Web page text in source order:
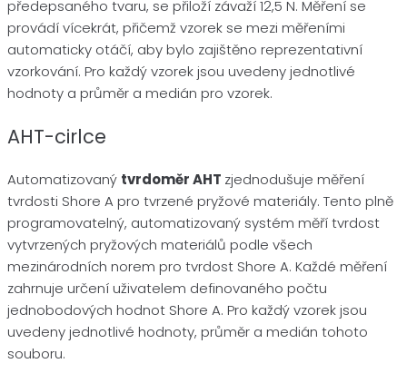
předepsaného tvaru, se přiloží závaží 12,5 N. Měření se
provádí vícekrát, přičemž vzorek se mezi měřeními
automaticky otáčí, aby bylo zajištěno reprezentativní
vzorkování. Pro každý vzorek jsou uvedeny jednotlivé
hodnoty a průměr a medián pro vzorek.
AHT-cirlce
Automatizovaný tvrdoměr AHT zjednodušuje měření
tvrdosti Shore A pro tvrzené pryžové materiály. Tento plně
programovatelný, automatizovaný systém měří tvrdost
vytvrzených pryžových materiálů podle všech
mezinárodních norem pro tvrdost Shore A. Každé měření
zahrnuje určení uživatelem definovaného počtu
jednobodových hodnot Shore A. Pro každý vzorek jsou
uvedeny jednotlivé hodnoty, průměr a medián tohoto
souboru.